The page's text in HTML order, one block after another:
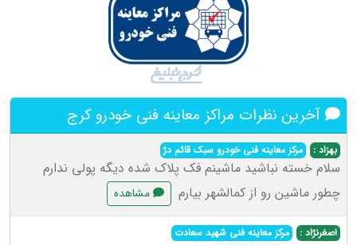
آخرین نظرات مراکز معاینه فنی خودرو کرج
بهزاد : مرکز معاینه فنی خودرو سبک قائم دژ
سلام خسته نباشید ماشینم فک پلاک شده دیگه پولی ندارم
چطور ماشین رو از کمالشهر بیارم
مشاهده
اصغرنژاد : مرکز معاینه فنی شهید سعادت